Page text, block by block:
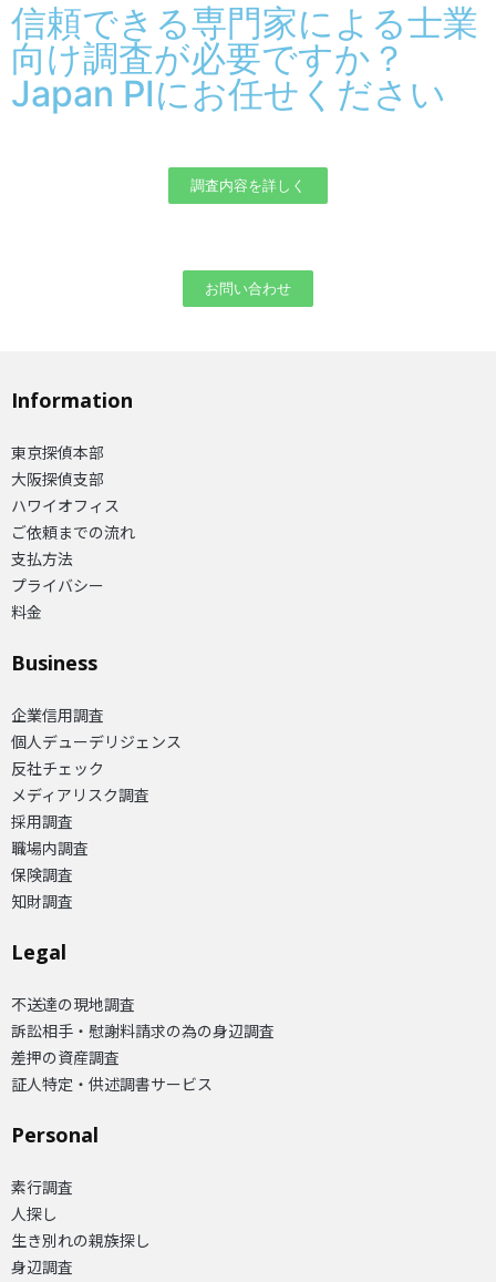
信頼できる専門家による士業
向け調査が必要ですか？
Japan PIにお任せください
調査内容を詳しく
お問い合わせ
Information
東京探偵本部
大阪探偵支部
ハワイオフィス
ご依頼までの流れ
支払方法
プライバシー
料金
Business
企業信用調査
個人デューデリジェンス
反社チェック
メディアリスク調査
採用調査
職場内調査
保険調査
知財調査
Legal
不送達の現地調査
訴訟相手・慰謝料請求の為の身辺調査
差押の資産調査
証人特定・供述調書サービス
Personal
素行調査
人探し
生き別れの親族探し
身辺調査